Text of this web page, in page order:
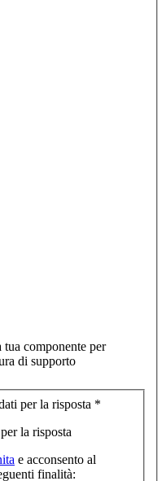
componente per
di supporto
per la risposta *
la risposta
e acconsento al
finalità: